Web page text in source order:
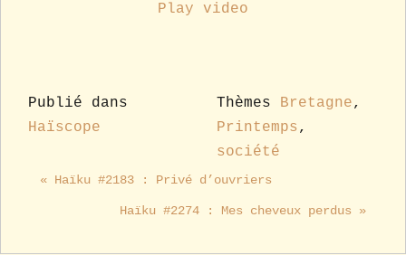
Play video
Publié dans
Haïscope
Thèmes Bretagne,
Printemps,
société
« Haïku #2183 : Privé d’ouvriers
Haïku #2274 : Mes cheveux perdus »